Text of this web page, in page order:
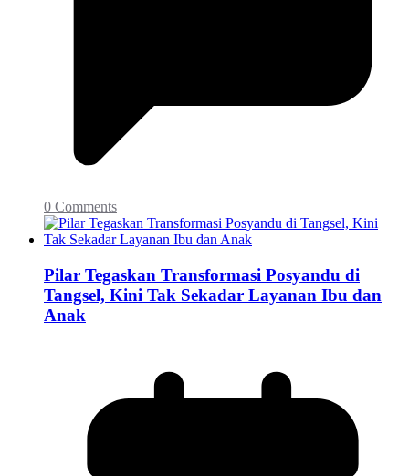
0 Comments
Pilar Tegaskan Transformasi Posyandu di
Tangsel, Kini Tak Sekadar Layanan Ibu dan
Anak